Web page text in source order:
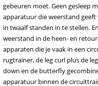
gebeuren moet. Geen gesleep
apparatuur die weerstand geeft
in twaalf standen in te stellen.
weerstand in de heen- en
apparaten die je vaak in een
rugtrainer, de leg curl plus de
down en de butterfly
apparatuur binnen de